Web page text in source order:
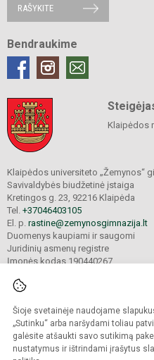
Šioje svetainėje naudojame
„Sutinku“ arba naršydami toliau
galėsite atšaukti savo sutikimą
nustatymus ir ištrindami įrašytus
RAŠYKITE
Bendraukime
Klaipėdos
Klaipėdos universiteto „Žemynos“
Savivaldybės biudžetinė įstaiga
Kretingos g. 23, 92216 Klaipėda
Tel. +37046403105
El. p. rastine@zemynosgimnazija.lt
Duomenys kaupiami ir saugomi
Juridinių asmenų registre
Įmonės kodas 190440267
© 2022. Klaipėdos universiteto
Kopijuoti turinį be raštiško
Prieinamumo